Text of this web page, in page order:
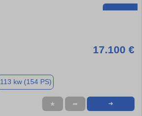
17.100 €
113 kw (154 PS)
★ ➦ ➜